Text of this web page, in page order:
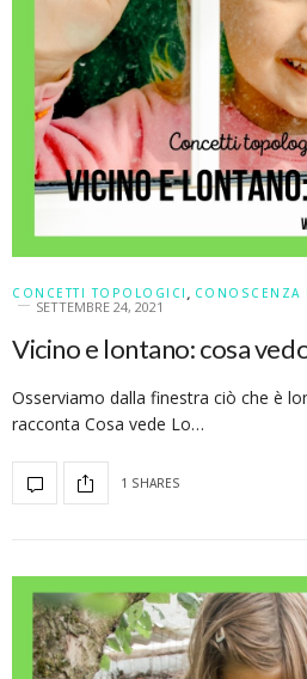
CONCETTI TOPOLOGICI , CONOSCENZA
SETTEMBRE 24, 2021
Vicino e lontano: cosa
Osserviamo dalla finestra ciò che è
racconta Cosa vede Lo…
1 SHARES